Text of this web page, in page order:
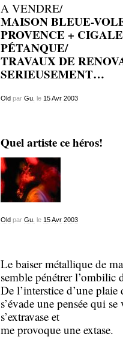
A VENDRE/
MAISON BLEUE-
PROVENCE +
PÉTANQUE/
TRAVAUX DE
SERIEUSEMENT…
Oldpar Gu. le 15 Avr 2003
Quel artiste ce héros!
Oldpar Gu. le 15 Avr 2003
Le baiser métallique de
semble pénétrer l’ombilic
De l’interstice d’une plaie
s’évade une pensée qui
s’extravase et
me provoque une extase.